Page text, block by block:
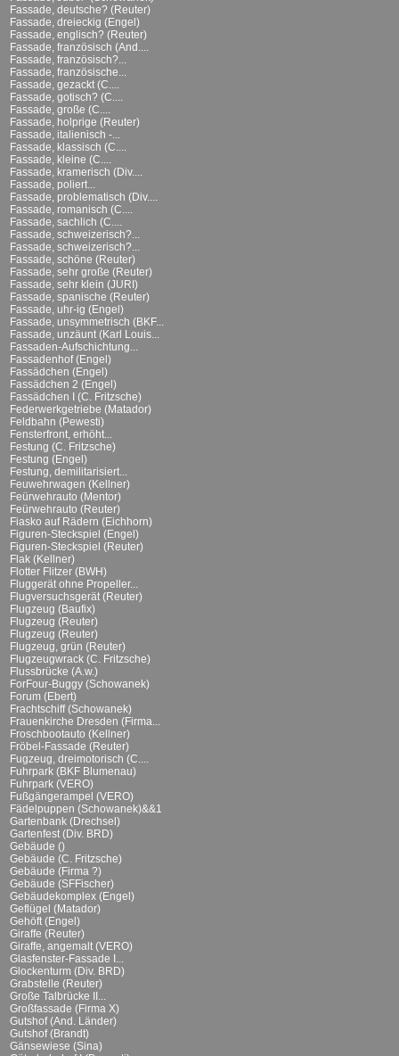
Fassade, deutsche? (Reuter)
Fassade, dreieckig (Engel)
Fassade, englisch? (Reuter)
Fassade, französisch (And....
Fassade, französisch?...
Fassade, französische...
Fassade, gezackt (C....
Fassade, gotisch? (C....
Fassade, große (C....
Fassade, holprige (Reuter)
Fassade, italienisch -...
Fassade, klassisch (C....
Fassade, kleine (C....
Fassade, kramerisch (Div....
Fassade, poliert...
Fassade, problematisch (Div....
Fassade, romanisch (C....
Fassade, sachlich (C....
Fassade, schweizerisch?...
Fassade, schweizerisch?...
Fassade, schöne (Reuter)
Fassade, sehr große (Reuter)
Fassade, sehr klein (JURI)
Fassade, spanische (Reuter)
Fassade, uhr-ig (Engel)
Fassade, unsymmetrisch (BKF...
Fassade, unzäunt (Karl Louis...
Fassaden-Aufschichtung...
Fassadenhof (Engel)
Fassädchen (Engel)
Fassädchen 2 (Engel)
Fassädchen I (C. Fritzsche)
Federwerkgetriebe (Matador)
Feldbahn (Pewesti)
Fensterfront, erhöht...
Festung (C. Fritzsche)
Festung (Engel)
Festung, demilitarisiert...
Feuwehrwagen (Kellner)
Feürwehrauto (Mentor)
Feürwehrauto (Reuter)
Fiasko auf Rädern (Eichhorn)
Figuren-Steckspiel (Engel)
Figuren-Steckspiel (Reuter)
Flak (Kellner)
Flotter Flitzer (BWH)
Fluggerät ohne Propeller...
Flugversuchsgerät (Reuter)
Flugzeug (Baufix)
Flugzeug (Reuter)
Flugzeug (Reuter)
Flugzeug, grün (Reuter)
Flugzeugwrack (C. Fritzsche)
Flussbrücke (A.w.)
ForFour-Buggy (Schowanek)
Forum (Ebert)
Frachtschiff (Schowanek)
Frauenkirche Dresden (Firma...
Froschbootauto (Kellner)
Fröbel-Fassade (Reuter)
Fugzeug, dreimotorisch (C....
Fuhrpark (BKF Blumenau)
Fuhrpark (VERO)
Fußgängerampel (VERO)
Fädelpuppen (Schowanek)&&1
Gartenbank (Drechsel)
Gartenfest (Div. BRD)
Gebäude ()
Gebäude (C. Fritzsche)
Gebäude (Firma ?)
Gebäude (SFFischer)
Gebäudekomplex (Engel)
Geflügel (Matador)
Gehöft (Engel)
Giraffe (Reuter)
Giraffe, angemalt (VERO)
Glasfenster-Fassade I...
Glockenturm (Div. BRD)
Grabstelle (Reuter)
Große Talbrücke II...
Großfassade (Firma X)
Gutshof (And. Länder)
Gutshof (Brandt)
Gänsewiese (Sina)